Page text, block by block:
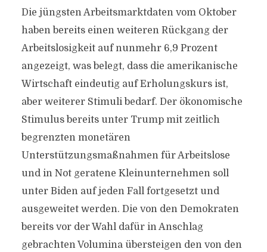
Die jüngsten Arbeitsmarktdaten vom Oktober
haben bereits einen weiteren Rückgang der
Arbeitslosigkeit auf nunmehr 6,9 Prozent
angezeigt, was belegt, dass die amerikanische
Wirtschaft eindeutig auf Erholungskurs ist,
aber weiterer Stimuli bedarf. Der ökonomische
Stimulus bereits unter Trump mit zeitlich
begrenzten monetären
Unterstützungsmaßnahmen für Arbeitslose
und in Not geratene Kleinunternehmen soll
unter Biden auf jeden Fall fortgesetzt und
ausgeweitet werden. Die von den Demokraten
bereits vor der Wahl dafür in Anschlag
gebrachten Volumina übersteigen den von den